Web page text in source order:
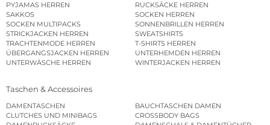
PYJAMAS HERREN
RUCKSÄCKE HERREN
SAKKOS
SOCKEN HERREN
SOCKEN MULTIPACKS
SONNENBRILLEN HERREN
STRICKJACKEN HERREN
SWEATSHIRTS
TRACHTENMODE HERREN
T-SHIRTS HERREN
ÜBERGANGSJACKEN HERREN
UNTERHEMDEN HERREN
UNTERWÄSCHE HERREN
WINTERJACKEN HERREN
Taschen & Accessoires
DAMENTASCHEN
BAUCHTASCHEN DAMEN
CLUTCHES UND MINIBAGS
CROSSBODY BAGS